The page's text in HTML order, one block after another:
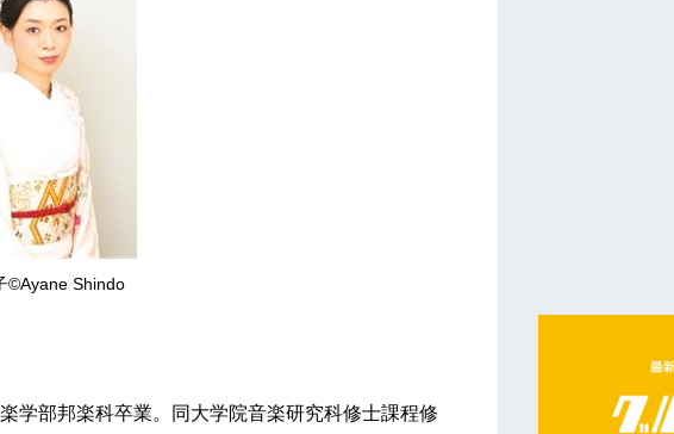
Shindo
学部邦楽科卒業。同大学院音楽研究科修士課程修